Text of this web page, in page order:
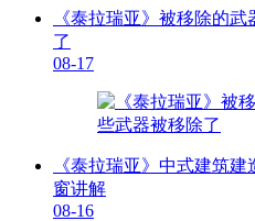
《泰拉瑞亚》被移除的
了
08-17
《泰拉瑞亚》中式建筑
窗讲解
08-16